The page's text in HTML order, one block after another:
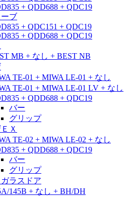
+ QDD688 + QDC19
ブ
+ QDC151 + QDC19
+ QDD688 + QDC19
MB + なし + BEST NB
TE-01 + MIWA LE-01 + なし
TE-01 + MIWA LE-01 LV + なし
+ QDD688 + QDC19
バー
グリップ
Ｘ
TE-02 + MIWA LE-02 + なし
+ QDD688 + QDC19
バー
グリップ
ラスドア
145B + なし + BH/DH